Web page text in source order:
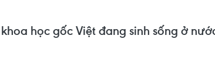
học gốc Việt đang sinh sống ở